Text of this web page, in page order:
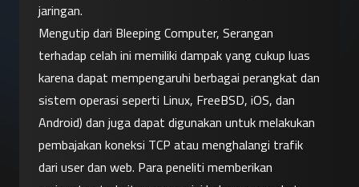
jaringan.
Mengutip dari Bleeping Computer, Serangan
terhadap celah ini memiliki dampak yang cukup luas
karena dapat mempengaruhi berbagai perangkat dan
sistem operasi seperti Linux, FreeBSD, iOS, dan
Android) dan juga dapat digunakan untuk melakukan
pembajakan koneksi TCP atau menghalangi trafik
dari user dan web. Para peneliti memberikan